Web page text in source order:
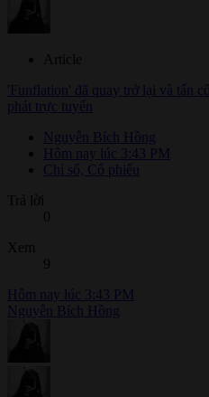
Article
'Funflation' đã quay trở lại và tấn
phát trực tuyến
Nguyễn Bích Hồng
Hôm nay lúc 3:43 PM
Chỉ số, Cổ phiếu
Trả lời
0
Xem
9
Hôm nay lúc 3:43 PM
Nguyễn Bích Hồng